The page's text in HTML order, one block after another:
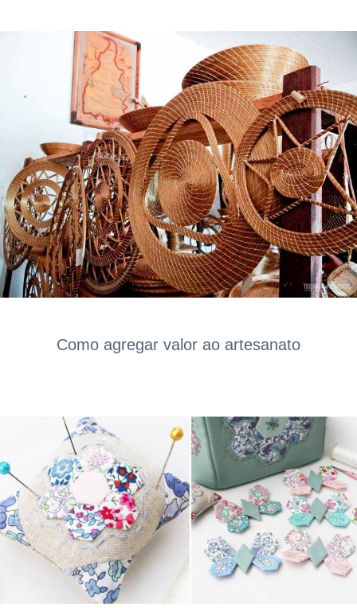
Como agregar valor ao artesanato